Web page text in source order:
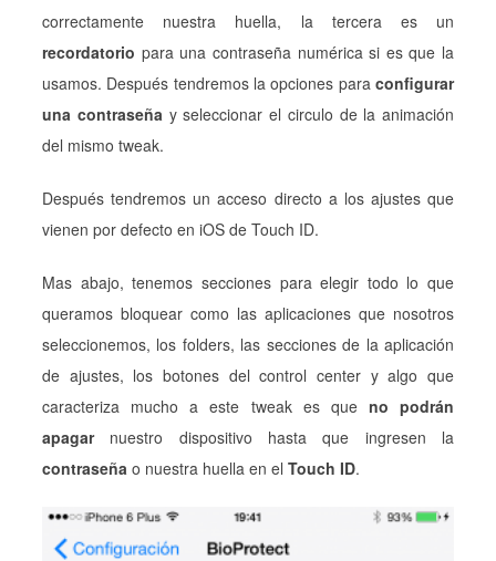
correctamente nuestra huella, la tercera es un
recordatorio para una contraseña numérica si es que la
usamos. Después tendremos la opciones para configurar
una contraseña y seleccionar el circulo de la animación
del mismo tweak.
Después tendremos un acceso directo a los ajustes que
vienen por defecto en iOS de Touch ID.
Mas abajo, tenemos secciones para elegir todo lo que
queramos bloquear como las aplicaciones que nosotros
seleccionemos, los folders, las secciones de la aplicación
de ajustes, los botones del control center y algo que
caracteriza mucho a este tweak es que no podrán
apagarnuestro dispositivo hasta que ingresen la
contraseña o nuestra huella en el Touch ID.